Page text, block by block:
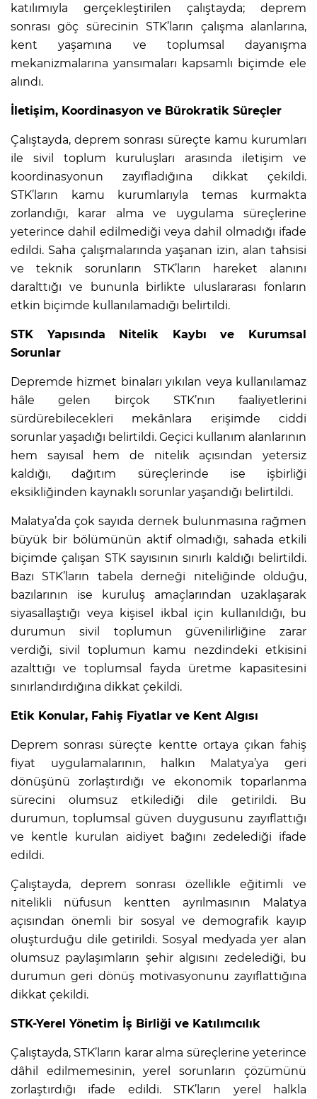
katılımıyla gerçekleştirilen çalıştayda; deprem
sonrası göç sürecinin STK’ların çalışma alanlarına,
kent yaşamına ve toplumsal dayanışma
mekanizmalarına yansımaları kapsamlı biçimde ele
alındı.
İletişim, Koordinasyon ve Bürokratik Süreçler
Çalıştayda, deprem sonrası süreçte kamu kurumları
ile sivil toplum kuruluşları arasında iletişim ve
koordinasyonun zayıfladığına dikkat çekildi.
STK’ların kamu kurumlarıyla temas kurmakta
zorlandığı, karar alma ve uygulama süreçlerine
yeterince dahil edilmediği veya dahil olmadığı ifade
edildi. Saha çalışmalarında yaşanan izin, alan tahsisi
ve teknik sorunların STK’ların hareket alanını
daralttığı ve bununla birlikte uluslararası fonların
etkin biçimde kullanılamadığı belirtildi.
STK Yapısında Nitelik Kaybı ve Kurumsal
Sorunlar
Depremde hizmet binaları yıkılan veya kullanılamaz
hâle gelen birçok STK’nın faaliyetlerini
sürdürebilecekleri mekânlara erişimde ciddi
sorunlar yaşadığı belirtildi. Geçici kullanım alanlarının
hem sayısal hem de nitelik açısından yetersiz
kaldığı, dağıtım süreçlerinde ise işbirliği
eksikliğinden kaynaklı sorunlar yaşandığı belirtildi.
Malatya’da çok sayıda dernek bulunmasına rağmen
büyük bir bölümünün aktif olmadığı, sahada etkili
biçimde çalışan STK sayısının sınırlı kaldığı belirtildi.
Bazı STK’ların tabela derneği niteliğinde olduğu,
bazılarının ise kuruluş amaçlarından uzaklaşarak
siyasallaştığı veya kişisel ikbal için kullanıldığı, bu
durumun sivil toplumun güvenilirliğine zarar
verdiği, sivil toplumun kamu nezdindeki etkisini
azalttığı ve toplumsal fayda üretme kapasitesini
sınırlandırdığına dikkat çekildi.
Etik Konular, Fahiş Fiyatlar ve Kent Algısı
Deprem sonrası süreçte kentte ortaya çıkan fahiş
fiyat uygulamalarının, halkın Malatya’ya geri
dönüşünü zorlaştırdığı ve ekonomik toparlanma
sürecini olumsuz etkilediği dile getirildi. Bu
durumun, toplumsal güven duygusunu zayıflattığı
ve kentle kurulan aidiyet bağını zedelediği ifade
edildi.
Çalıştayda, deprem sonrası özellikle eğitimli ve
nitelikli nüfusun kentten ayrılmasının Malatya
açısından önemli bir sosyal ve demografik kayıp
oluşturduğu dile getirildi. Sosyal medyada yer alan
olumsuz paylaşımların şehir algısını zedelediği, bu
durumun geri dönüş motivasyonunu zayıflattığına
dikkat çekildi.
STK-Yerel Yönetim İş Birliği ve Katılımcılık
Çalıştayda, STK’ların karar alma süreçlerine yeterince
dâhil edilmemesinin, yerel sorunların çözümünü
zorlaştırdığı ifade edildi. STK’ların yerel halkla